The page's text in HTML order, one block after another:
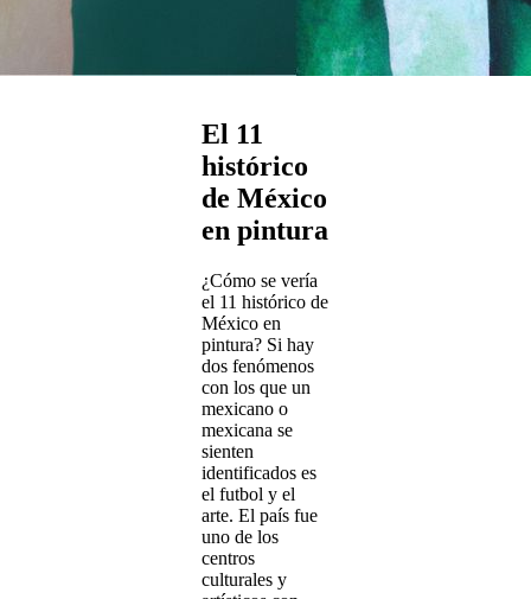
El 11
histórico
de México
en pintura
¿Cómo se vería
el 11 histórico de
México en
pintura? Si hay
dos fenómenos
con los que un
mexicano o
mexicana se
sienten
identificados es
el futbol y el
arte. El país fue
uno de los
centros
culturales y